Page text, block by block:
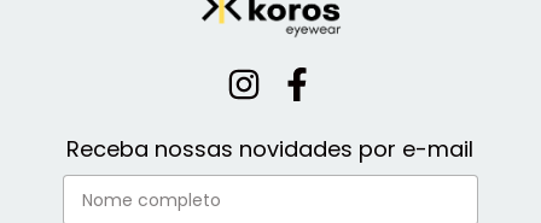
Receba nossas novidades por e-mail